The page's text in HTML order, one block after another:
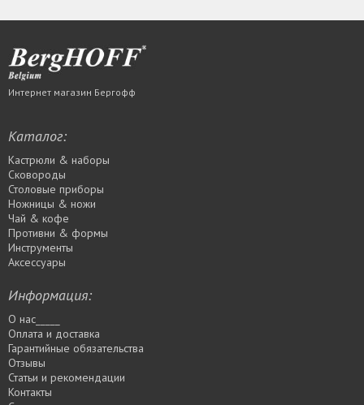
Интернет магазин Бергофф
Каталог:
Кастрюли & наборы
Сковороды
Столовые приборы
Ножницы & ножи
Чай & кофе
Противни & формы
Инструменты
Аксессуары
Информация:
О нас_____
Оплата и доставка
Гарантийные обязательства
Отзывы
Статьи и рекомендации
Контакты